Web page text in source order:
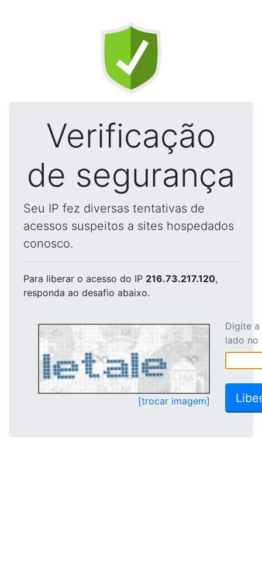
Verificação
de segurança
Seu IP fez diversas tentativas de
acessos suspeitos a sites hospedados
conosco.
Para liberar o acesso do IP 216.73.217.120,
responda ao desafio abaixo.
[trocar imagem]
Digite
lado no